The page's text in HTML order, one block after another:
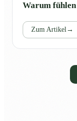
Warum fühlen
Zum Artikel→